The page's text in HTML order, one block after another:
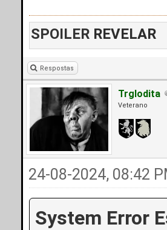
SPOILER REVELAR
Respostas
Trglodita
Veterano
24-08-2024, 08:42
System Error